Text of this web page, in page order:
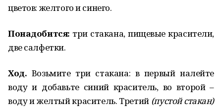
цветов: желтого и синего.
Понадобится: три стакана, пищевые красители,
две салфетки.
Ход. Возьмите три стакана: в первый налейте
воду и добавьте синий краситель, во второй –
воду и желтый краситель. Третий (пустой стакан)